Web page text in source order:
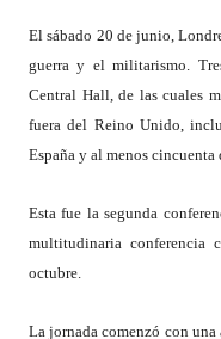
El sábado 20 de junio,
guerra y el militarismo.
Central Hall, de las cuales
fuera del Reino Unido,
España y al menos cincuenta
Esta fue la segunda
multitudinaria conferencia
octubre.
La jornada comenzó con